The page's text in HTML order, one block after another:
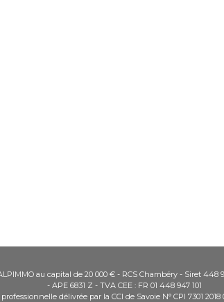
au capital de 20 000 € - RCS Chambéry - Siret 448
- APE 6831 Z - TVA CEE : FR 01 448 947 101
délivrée par la CCI de Savoie N° CPI 7301 2018